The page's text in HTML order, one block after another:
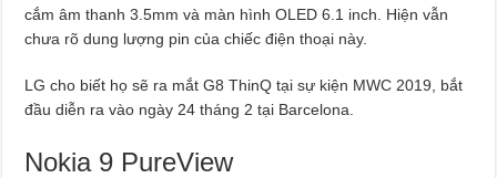
cắm âm thanh 3.5mm và màn hình OLED 6.1 inch. Hiện vẫn
chưa rõ dung lượng pin của chiếc điện thoại này.
LG cho biết họ sẽ ra mắt G8 ThinQ tại sự kiện MWC 2019, bắt
đầu diễn ra vào ngày 24 tháng 2 tại Barcelona.
Nokia 9 PureView